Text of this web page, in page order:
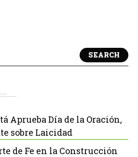
SEARCH
Aprueba Día de la Oración,
sobre Laicidad
de Fe en la Construcción